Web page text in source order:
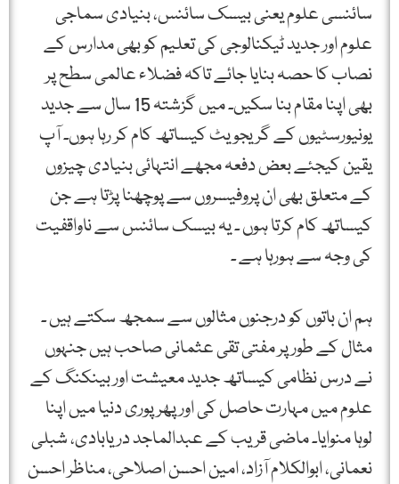
سائنسی علوم یعنی بیسک سائنس، بنیادی سماجی
علوم اور جدید ٹیکنالوجی کی تعلیم کو بھی مدارس کے
نصاب کا حصہ بنایا جائے تاکہ فضلاء عالمی سطح پر
بھی اپنا مقام بنا سکیں۔ میں گزشتہ 15 سال سے جدید
یونیورسٹیوں کے گریجویٹ کیساتھ کام کر رہا ہوں۔ آپ
یقین کیجئے بعض دفعہ مجھے انتہائی بنیادی چیزوں
کے متعلق بھی ان پروفیسروں سے پوچھنا پڑتا ہے جن
کیساتھ کام کرتا ہوں ۔ یہ بیسک سائنس سے ناواقفیت
کی وجہ سے ہورہا ہے ۔
ہم ان باتوں کو درجنوں مثالوں سے سمجھ سکتے ہیں ۔
مثال کے طور پر مفتی تقی عثمانی صاحب ہیں جنہوں
نے درس نظامی کیساتھ جدید معیشت اور بینکنگ کے
علوم میں مہارت حاصل کی اور پھر پوری دنیا میں اپنا
لوہا منوایا۔ ماضی قریب کے عبدالماجد دریابادی، شبلی
نعمانی، ابوالکلام آزاد، امین احسن اصلاحی، مناظر احسن